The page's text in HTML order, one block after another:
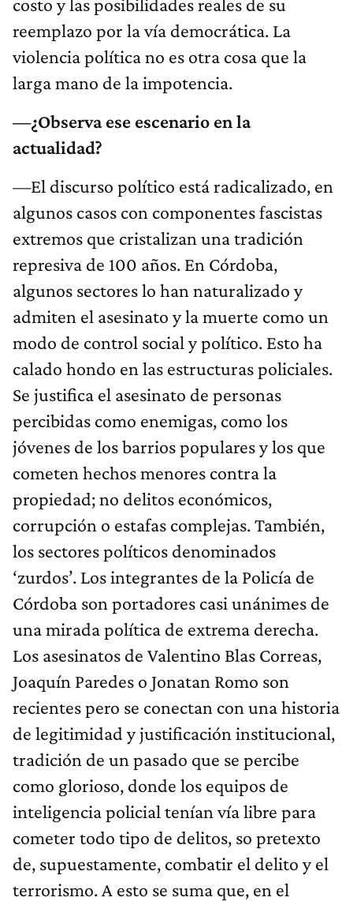
reemplazo por la vía democrática. La
violencia política no es otra cosa que la
larga mano de la impotencia.
—¿Observa ese escenario en la
actualidad?
—El discurso político está radicalizado, en
algunos casos con componentes fascistas
extremos que cristalizan una tradición
represiva de 100 años. En Córdoba,
algunos sectores lo han naturalizado y
admiten el asesinato y la muerte como un
modo de control social y político. Esto ha
calado hondo en las estructuras policiales.
Se justifica el asesinato de personas
percibidas como enemigas, como los
jóvenes de los barrios populares y los que
cometen hechos menores contra la
propiedad; no delitos económicos,
corrupción o estafas complejas. También,
los sectores políticos denominados
‘zurdos’. Los integrantes de la Policía de
Córdoba son portadores casi unánimes de
una mirada política de extrema derecha.
Los asesinatos de Valentino Blas Correas,
Joaquín Paredes o Jonatan Romo son
recientes pero se conectan con una historia
de legitimidad y justificación institucional,
tradición de un pasado que se percibe
como glorioso, donde los equipos de
inteligencia policial tenían vía libre para
cometer todo tipo de delitos, so pretexto
de, supuestamente, combatir el delito y el
terrorismo. A esto se suma que, en el